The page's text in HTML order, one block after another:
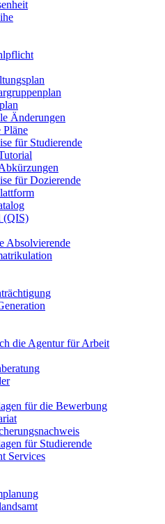
Änderungen
Pläne
für Studierende
für Dozierende
(QIS)
Absolvierende
die Agentur für Arbeit
für die Bewerbung
für Studierende
Services